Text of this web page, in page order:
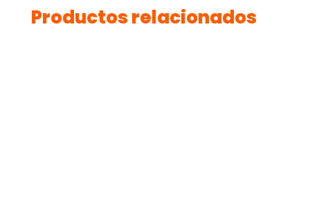
Productos relacionados